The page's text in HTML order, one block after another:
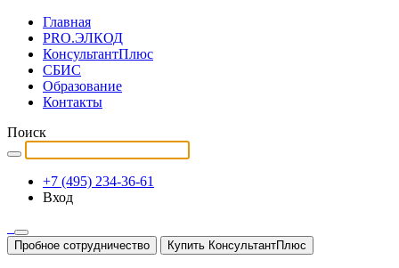
Главная
PRO.ЭЛКОД
КонсультантПлюс
СБИС
Образование
Контакты
Поиск
+7 (495) 234-36-61
Вход
Пробное сотрудничество Купить КонсультантПлюс